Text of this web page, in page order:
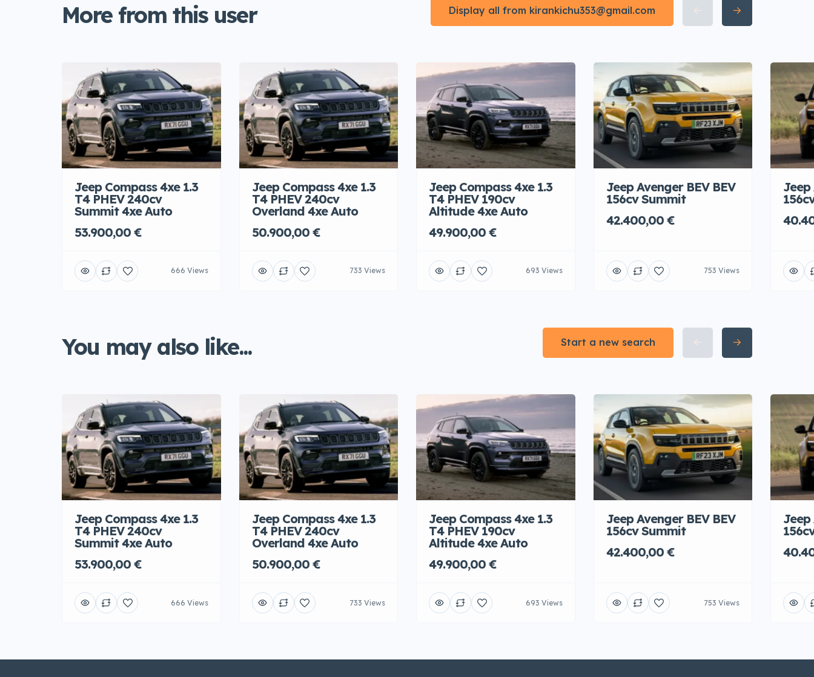
More from this user Display all from kirankichu353@gmail.com
Jeep Compass 4xe 1.3
T4 PHEV 240cv
Summit 4xe Auto
53.900,00 €
666 Views
Jeep Compass 4xe 1.3
T4 PHEV 240cv
Overland 4xe Auto
50.900,00 €
733 Views
Jeep Compass 4xe 1.3
T4 PHEV 190cv
Altitude 4xe Auto
49.900,00 €
693 Views
Jeep Avenger BEV BEV
156cv Summit
42.400,00 €
753 Views
Jeep
You may also like... Start a new search
Jeep Compass 4xe 1.3
T4 PHEV 240cv
Summit 4xe Auto
53.900,00 €
666 Views
Jeep Compass 4xe 1.3
T4 PHEV 240cv
Overland 4xe Auto
50.900,00 €
733 Views
Jeep Compass 4xe 1.3
T4 PHEV 190cv
Altitude 4xe Auto
49.900,00 €
693 Views
Jeep Avenger BEV BEV
156cv Summit
42.400,00 €
753 Views
Jeep